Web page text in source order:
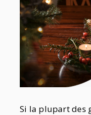
Si la plupart des